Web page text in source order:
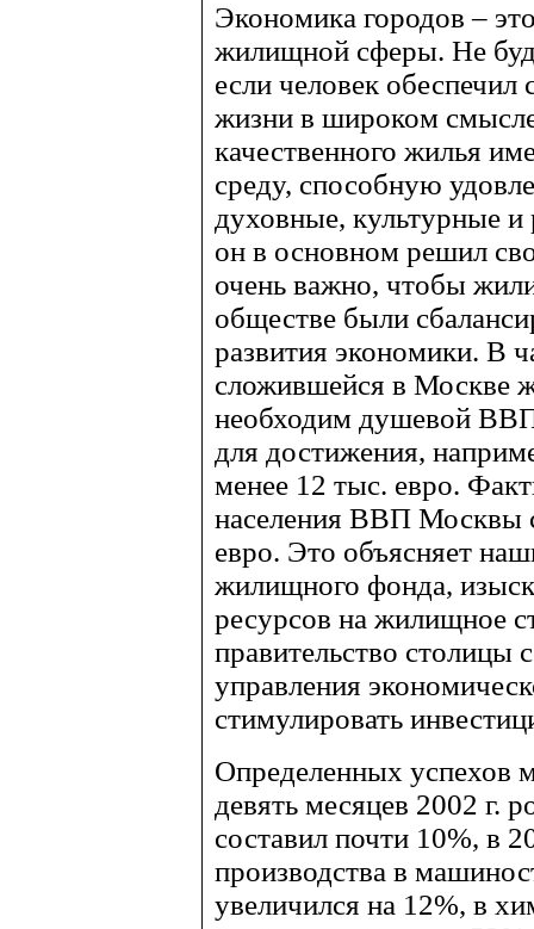
Экономика городов –
жилищной сферы. Не
если человек обеспечил
жизни в широком
качественного жилья
среду, способную
духовные, культурные
он в основном решил
очень важно, чтобы
обществе были
развития экономики. В
сложившейся в Москве
необходим душевой
для достижения,
менее 12 тыс. евро.
населения ВВП Москвы
евро. Это объясняет
жилищного фонда,
ресурсов на жилищное
правительство столицы
управления
стимулировать
Определенных успехов
девять месяцев 2002 г.
составил почти 10%, в
производства в
увеличился на 12%, в